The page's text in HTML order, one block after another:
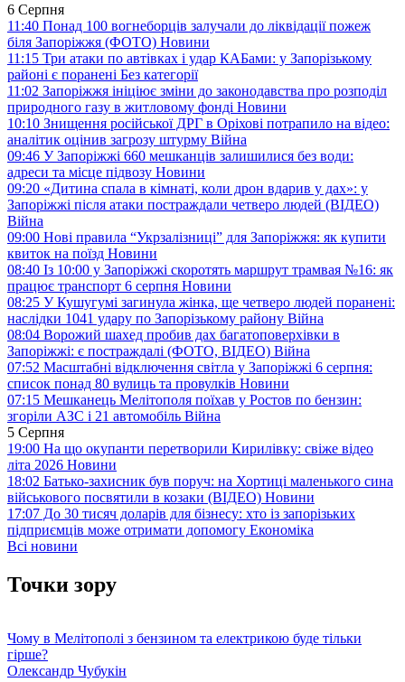
6 Серпня
11:40 Понад 100 вогнеборців залучали до ліквідації пожеж
біля Запоріжжя (ФОТО) Новини
11:15 Три атаки по автівках і удар КАБами: у Запорізькому
районі є поранені Без категорії
11:02 Запоріжжя ініціює зміни до законодавства про розподіл
природного газу в житловому фонді Новини
10:10 Знищення російської ДРГ в Оріхові потрапило на відео:
аналітик оцінив загрозу штурму Війна
09:46 У Запоріжжі 660 мешканців залишилися без води:
адреси та місце підвозу Новини
09:20 «Дитина спала в кімнаті, коли дрон вдарив у дах»: у
Запоріжжі після атаки постраждали четверо людей (ВІДЕО)
Війна
09:00 Нові правила “Укрзалізниці” для Запоріжжя: як купити
квиток на поїзд Новини
08:40 Із 10:00 у Запоріжжі скоротять маршрут трамвая №16: як
працює транспорт 6 серпня Новини
08:25 У Кушугумі загинула жінка, ще четверо людей поранені:
наслідки 1041 удару по Запорізькому району Війна
08:04 Ворожий шахед пробив дах багатоповерхівки в
Запоріжжі: є постраждалі (ФОТО, ВІДЕО) Війна
07:52 Масштабні відключення світла у Запоріжжі 6 серпня:
список понад 80 вулиць та провулків Новини
07:15 Мешканець Мелітополя поїхав у Ростов по бензин:
згоріли АЗС і 21 автомобіль Війна
5 Серпня
19:00 На що окупанти перетворили Кирилівку: свіже відео
літа 2026 Новини
18:02 Батько-захисник був поруч: на Хортиці маленького сина
військового посвятили в козаки (ВІДЕО) Новини
17:07 До 30 тисяч доларів для бізнесу: хто із запорізьких
підприємців може отримати допомогу Економіка
Всі новини
Точки зору
Чому в Мелітополі з бензином та електрикою буде тільки
гірше?
Олександр Чубукін